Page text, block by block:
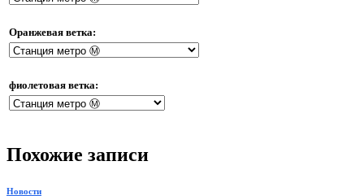
Оранжевая ветка:
фиолетовая ветка:
Похожие записи
Новости